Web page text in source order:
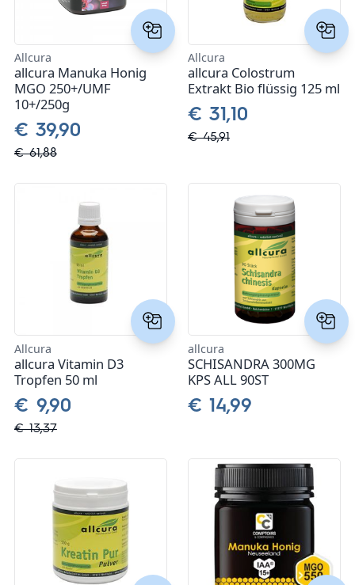
Allcura
allcura Manuka Honig
MGO 250+/UMF
10+/250g
€ 39,90
€ 61,88
Allcura
allcura Colostrum
Extrakt Bio flüssig 125 ml
€ 31,10
€ 45,91
Allcura
allcura Vitamin D3
Tropfen 50 ml
€ 9,90
€ 13,37
allcura
SCHISANDRA 300MG
KPS ALL 90ST
€ 14,99